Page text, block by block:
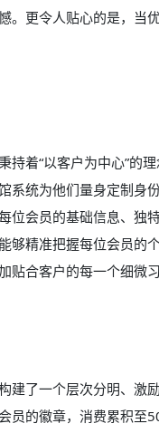
更令人贴心的是，当
着“以客户为中心”的
统为他们量身定制身
会员的基础信息、独
精准把握每位会员的
合客户的每一个细微习
了一个层次分明、激
员的徽章，消费累积至